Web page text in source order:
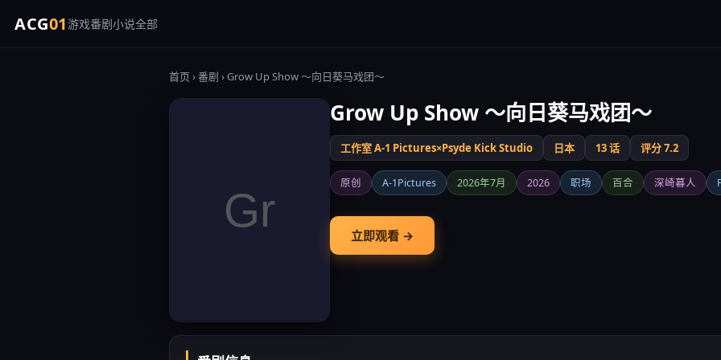
ACG01游戏番剧小说全部
首页 ›番剧 › Grow Up Show ～向日葵马戏团～
Grow Up Show ～向日葵马戏团～
工作室 A-1 Pictures×Psyde Kick Studio 日本 13 话 评分 7.2
原创 A-1Pictures 2026年7月 2026 职场 百合 深崎暮人
立即观看 →